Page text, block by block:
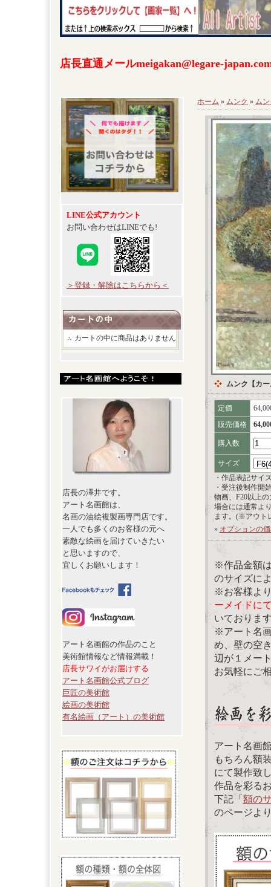
店長直通メールmeigakan@legare-
LINE公式アカウント
お問い合わせはLINEでも!
＞登録・解除はこちらから＜
カートの中に商品はありません
店長の澤井です。
アート名画館は、
名画の油絵複製画専門店です。
一人でも多くのお客様の元へ
素敵な絵画を届けていきたい
と思いますので、
宜しくお願いします！
アート名画館の作品のこと
美術館情報など情報満載！
店長サワイがお届けする
アート名画館公式ブログ
巨匠の美術館
絵画の美術館
有名絵画（アート）の美術館
ホーム » ムンク » ム
ムンク【カ
定価
販売価格
購入数
サイズ
・作品表記サイ
・受注後制作開
物画、F20以上
場合には通常よ
ます。(※アウト
» オプションの
※作品金額
のサイズに
※お客様よ
ーメイドに
いておりま
※アート名
め、壁の空
辺が１メー
お気軽にご
アート名画
もちろん額
にて製作致
作品を彩る
下記「額の
のページよ